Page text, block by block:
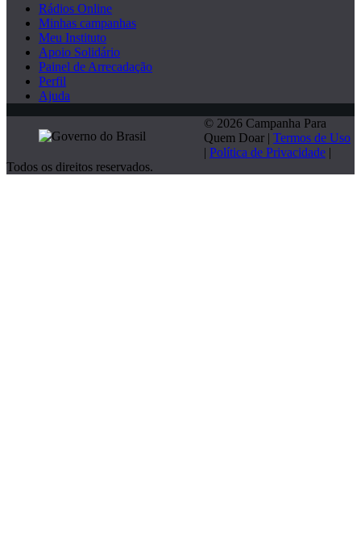
Rádios Online
Minhas campanhas
Meu Instituto
Apoio Solidário
Painel de Arrecadação
Perfil
Ajuda
© 2026 Campanha Para
Quem Doar | Termos de Uso
| Política de Privacidade |
Todos os direitos reservados.